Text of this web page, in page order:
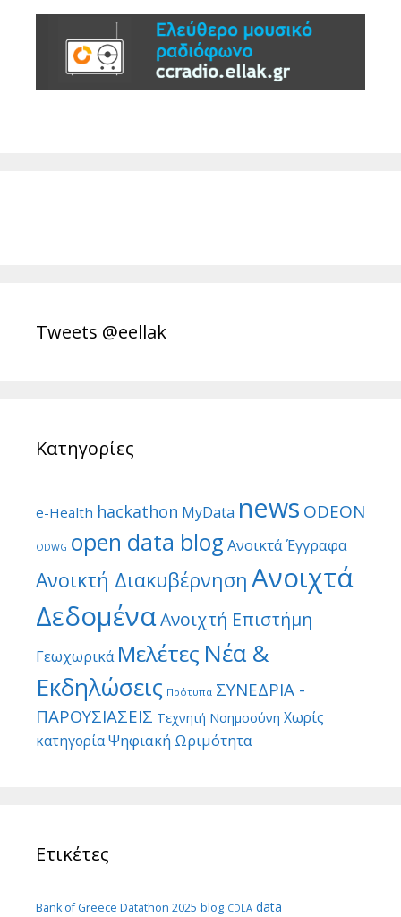
Tweets @eellak
Κατηγορίες
e-Health hackathon MyData news ODEON
ODWG open data blog Ανοικτά Έγγραφα
Ανοικτή Διακυβέρνηση Ανοιχτά
ΔεδομέναΑνοιχτή Επιστήμη
Γεωχωρικά Μελέτες Νέα &
Εκδηλώσεις Πρότυπα ΣΥΝΕΔΡΙΑ -
ΠΑΡΟΥΣΙΑΣΕΙΣ Τεχνητή Νοημοσύνη Χωρίς
κατηγορίαΨηφιακή Ωριμότητα
Ετικέτες
Bank of Greece Datathon 2025 blog CDLA data